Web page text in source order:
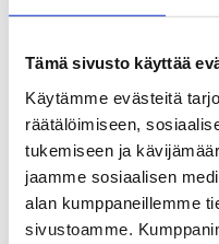
Tämä sivusto käyttää
Käytämme evästeitä
räätälöimiseen,
tukemiseen ja
jaamme sosiaalisen
alan kumppaneillemme
sivustoamme.
ohjeistuksen
järjestelmien
kiinteistön
kohdetta